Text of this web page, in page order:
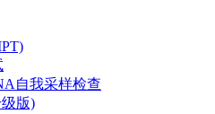
自我采样检查
版)